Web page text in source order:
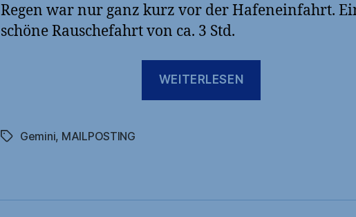
Regen war nur ganz kurz vor der Hafeneinfahrt.
schöne Rauschefahrt von ca. 3 Std.
WEITERLESEN
Schlagwörter
Gemini, MAILPOSTING